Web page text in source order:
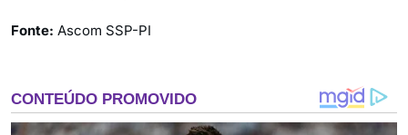
Fonte: Ascom SSP-PI